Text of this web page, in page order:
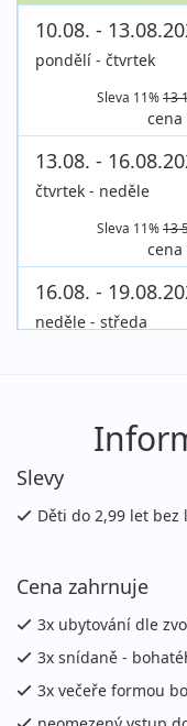
10.08. -
pondělí - čtvrtek
Sleva 11%13
cena
13.08. -
čtvrtek - neděle
Sleva 11%13
cena
16.08. -
neděle - středa
17.08. -
pondělí - čtvrtek
cena
čtvrtek - neděle
Sleva 11% 13
23.08. -
neděle - středa
Slevy
Děti do 2,99 let bez
Cena zahrnuje
3x ubytování dle
3x snídaně -
3x večeře formou